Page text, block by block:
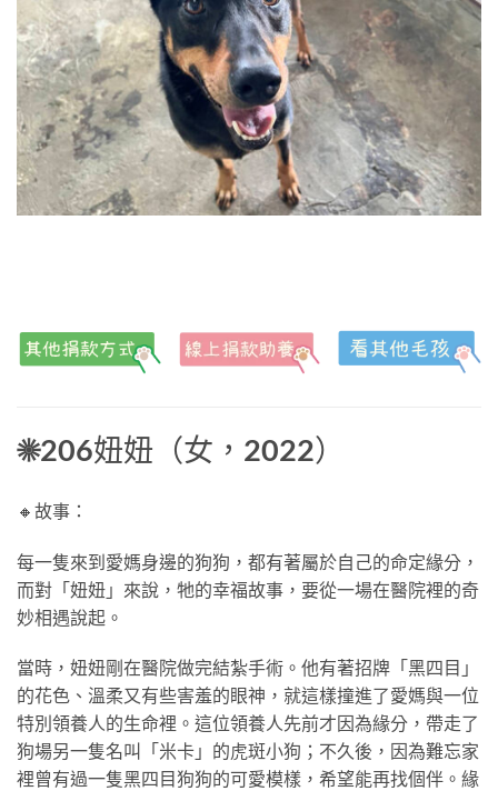
☀206妞妞（女， 2022）
🔸故事：
每一隻來到愛媽身邊的狗狗，都有著屬於自己的命定緣分，
而對「妞妞」來說，牠的幸福故事，要從一場在醫院裡的奇
妙相遇說起。
當時，妞妞剛在醫院做完結紮手術。他有著招牌「黑四目」
的花色、溫柔又有些害羞的眼神，就這樣撞進了愛媽與一位
特別領養人的生命裡。這位領養人先前才因為緣分，帶走了
狗場另一隻名叫「米卡」的虎斑小狗；不久後，因為難忘家
裡曾有過一隻黑四目狗狗的可愛模樣，希望能再找個伴。緣